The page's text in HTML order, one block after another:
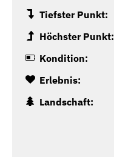
Tiefster Punkt:
Höchster Punkt:
Kondition:
Erlebnis:
Landschaft: